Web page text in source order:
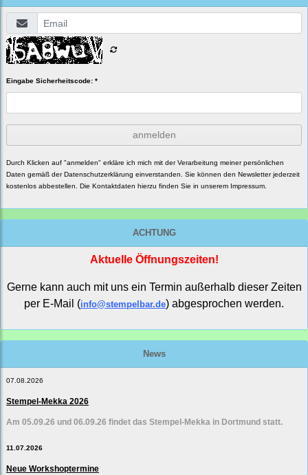
Eingabe Sicherheitscode: *
anmelden
Durch Klicken auf "anmelden" erkläre ich mich mit der Verarbeitung meiner persönlichen
Daten gemäß der Datenschutzerklärung einverstanden. Sie können den Newsletter jederzeit
kostenlos abbestellen. Die Kontaktdaten hierzu finden Sie in unserem Impressum.
ACHTUNG
Aktuelle Öffnungszeiten!
Gerne kann auch mit uns ein Termin außerhalb dieser Zeiten
per E-Mail (info@stempelbar.de) abgesprochen werden.
News
07.08.2026
Stempel-Mekka 2026
Am 05.09.26 und 06.09.26 findet das Stempel-Mekka in Dortmund statt.
11.07.2026
Neue Workshoptermine